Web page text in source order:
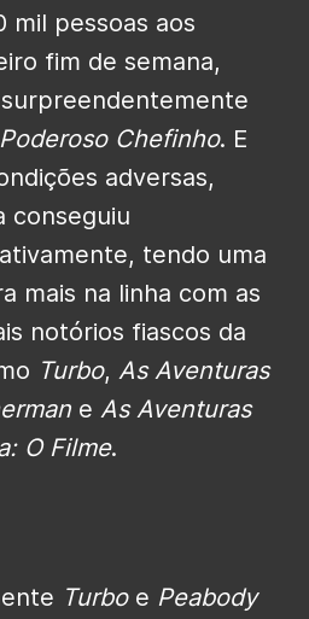
mil pessoas aos
fim de semana,
Chefinho. E
adversas,
conseguiu
tendo uma
mais na linha com as
notórios fiascos da
Turbo, As Aventuras
e As Aventuras
O Filme.
Turboe Peabody